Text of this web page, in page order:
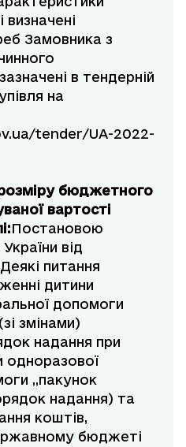
визначені
Замовника з
в тендерній
на
tender/UA-2022-
бюджетного
вартості
Постановою
від
питання
дитини
допомоги
змінами)
надання при
одноразової
,,пакунок
надання) та
коштів,
бюджеті